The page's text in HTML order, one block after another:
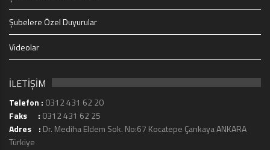
Şubelere Özel Duyurular
Videolar
İLETİŞİM
Telefon : 0312 431 62 20
Faks : 0312 431 62 25
Adres : Dr. Mediha Eldem Sok. No:67 Kocatepe Çankaya ANKARA
Türkiye